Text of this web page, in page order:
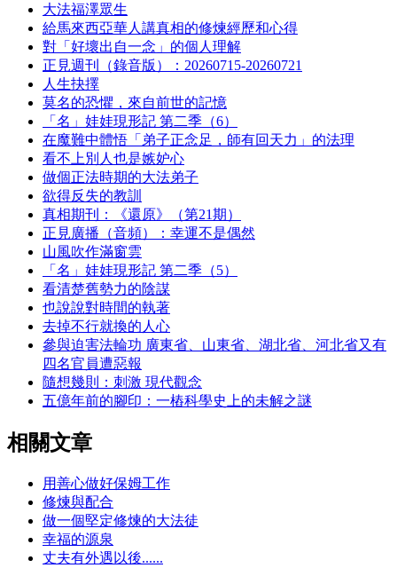
大法福澤眾生
給馬來西亞華人講真相的修煉經歷和心得
對「好壞出自一念」的個人理解
正見週刊（錄音版）：20260715-20260721
人生抉擇
莫名的恐懼，來自前世的記憶
「名」娃娃現形記 第二季（6）
在魔難中體悟「弟子正念足，師有回天力」的法理
看不上別人也是嫉妒心
做個正法時期的大法弟子
欲得反失的教訓
真相期刊：《還原》（第21期）
正見廣播（音頻）：幸運不是偶然
山風吹作滿窗雲
「名」娃娃現形記 第二季（5）
看清楚舊勢力的陰謀
也說說對時間的執著
去掉不行就換的人心
參與迫害法輪功 廣東省、山東省、湖北省、河北省又有
四名官員遭惡報
隨想幾則：刺激 現代觀念
五億年前的腳印：一樁科學史上的未解之謎
相關文章
用善心做好保姆工作
修煉與配合
做一個堅定修煉的大法徒
幸福的源泉
丈夫有外遇以後......